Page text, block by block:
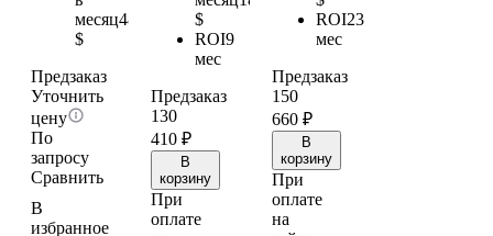
месяц485.65
$
Предзаказ
Уточнить
цену
По
запросу
Сравнить
В
избранное
$
ROI9
мес
Предзаказ
130
410₽
В
корзину
При
оплате
ROI23
мес
Предзаказ
150
660 ₽
В
корзину
При
оплате
на